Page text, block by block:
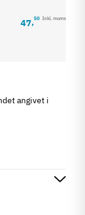
47,50 Inkl. moms
angivet i